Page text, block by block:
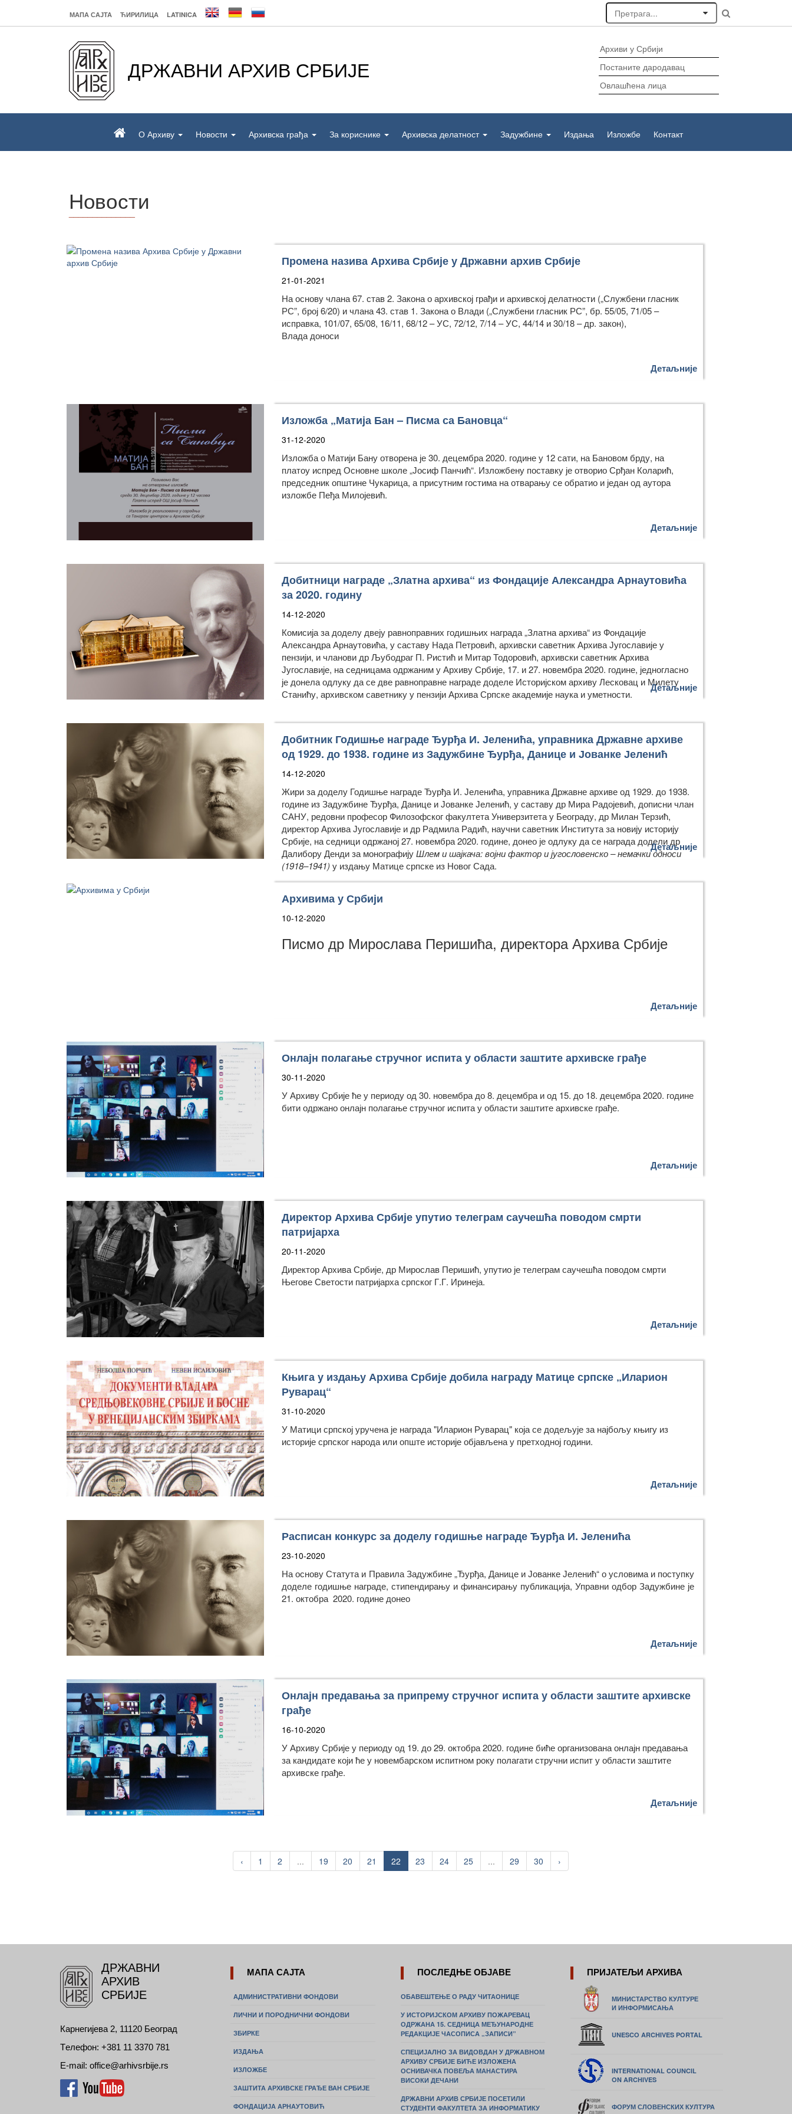
МАПА САЈТА ЋИРИЛИЦА LATINICA
ДРЖАВНИ АРХИВ СРБИЈЕ
Архиви у Србији
Постаните дародавац
Овлашћена лица
О Архиву Новости Архивска грађа За кориснике Архивска делатност Задужбине Издања Изложбе Контакт
Новости
______________
Промена назива Архива Србије у Државни архив Србије
21-01-2021
На основу члана 67. став 2. Закона о архивској грађи и архивској делатности („Службени гласник
РС”, број 6/20) и члана 43. став 1. Закона о Влади („Службени гласник РС”, бр. 55/05, 71/05 –
исправка, 101/07, 65/08, 16/11, 68/12 – УС, 72/12, 7/14 – УС, 44/14 и 30/18 – др. закон),
Влада доноси
Детаљније
Изложба „Матија Бан – Писма са Бановца“
31-12-2020
Изложба о Матији Бану отворена је 30. децембра 2020. године у 12 сати, на Бановом брду, на
платоу испред Основне школе „Јосиф Панчић“. Изложбену поставку је отворио Срђан Коларић,
председник општине Чукарица, а присутним гостима на отварању се обратио и један од аутора
изложбе Пеђа Милојевић.
Детаљније
Добитници награде „Златна архива“ из Фондације Александра Арнаутовића
за 2020. годину
14-12-2020
Комисија за доделу двеју равноправних годишњих награда „Златна архива“ из Фондације
Александра Арнаутовића, у саставу Нада Петровић, архивски саветник Архива Југославије у
пензији, и чланови др Љубодраг П. Ристић и Митар Тодоровић, архивски саветник Архива
Југославије, на седницама одржаним у Архиву Србије, 17. и 27. новембра 2020. године, једногласно
је донела одлуку да се две равноправне награде доделе Историјском архиву Лесковац и Милету
Станићу, архивском саветнику у пензији Архива Српске академије наука и уметности.
Детаљније
Добитник Годишње награде Ђурђа И. Јеленића, управника Државне архиве
од 1929. до 1938. године из Задужбине Ђурђа, Данице и Јованке Јеленић
14-12-2020
Жири за доделу Годишње награде Ђурђа И. Јеленића, управника Државне архиве од 1929. до 1938.
године из Задужбине Ђурђа, Данице и Јованке Јеленић, у саставу др Мира Радојевић, дописни члан
САНУ, редовни професор Филозофског факултета Универзитета у Београду, др Милан Терзић,
директор Архива Југославије и др Радмила Радић, научни саветник Института за новију историју
Србије, на седници одржаној 27. новембра 2020. године, донео је одлуку да се награда додели др
Далибору Денди за монографијуШлем и шајкача: војни фактор и југословенско – немачки односи
(1918–1941) у издању Матице српске из Новог Сада.
Детаљније
Архивима у Србији
10-12-2020
Писмо др Мирослава Перишића, директора Архива Србије
Детаљније
Онлајн полагање стручног испита у области заштите архивске грађе
30-11-2020
У Архиву Србије ће у периоду од 30. новембра до 8. децембра и од 15. до 18. децембра 2020. године
бити одржано онлајн полагање стручног испита у области заштите архивске грађе.
Детаљније
Директор Архива Србије упутио телеграм саучешћа поводом смрти
патријарха
20-11-2020
Директор Архива Србије, др Мирослав Перишић, упутио је телеграм саучешћа поводом смрти
Његове Светости патријарха српског Г.Г. Иринеја.
Детаљније
Књига у издању Архива Србије добила награду Матице српске „Иларион
Руварац“
31-10-2020
У Матици српској уручена је награда "Иларион Руварац" која се додељује за најбољу књигу из
историје српског народа или опште историје објављена у претходној години.
Детаљније
Расписан конкурс за доделу годишње награде Ђурђа И. Јеленића
23-10-2020
На основу Статута и Правила Задужбине „Ђурђа, Данице и Јованке Јеленић“ о условима и поступку
доделе годишње награде, стипендирању и финансирању публикација, Управни одбор Задужбине је
21. октобра 2020. године донео
Детаљније
Онлајн предавања за припрему стручног испита у области заштите архивске
грађе
16-10-2020
У Архиву Србије у периоду од 19. до 29. октобра 2020. године биће организована онлајн предавања
за кандидате који ће у новембарском испитном року полагати стручни испит у области заштите
архивске грађе.
Детаљније
‹ 1 2 ... 19 20 21 22 23 24 25 ... 29 30 ›
ДРЖАВНИ
АРХИВ
СРБИЈЕ
Карнегијева 2, 11120 Београд
Tелефон: +381 11 3370 781
E-mail: office@arhivsrbije.rs
МАПА САЈТА
АДМИНИСТРАТИВНИ ФОНДОВИ
ЛИЧНИ И ПОРОДНИЧНИ ФОНДОВИ
ЗБИРКЕ
ИЗДАЊА
ИЗЛОЖБЕ
ЗАШТИТА АРХИВСКЕ ГРАЂЕ ВАН СРБИЈЕ
ФОНДАЦИЈА АРНАУТОВИЋ
ПОСЛЕДЊЕ ОБЈАВЕ
ОБАВЕШТЕЊЕ О РАДУ ЧИТАОНИЦЕ
У ИСТОРИЈСКОМ АРХИВУ ПОЖАРЕВАЦ
ОДРЖАНА 15. СЕДНИЦА МЕЂУНАРОДНЕ
РЕДАКЦИЈЕ ЧАСОПИСА „ЗАПИСИ”
СПЕЦИЈАЛНО ЗА ВИДОВДАН У ДРЖАВНОМ
АРХИВУ СРБИЈЕ БИЋЕ ИЗЛОЖЕНА
ОСНИВАЧКА ПОВЕЉА МАНАСТИРА
ВИСОКИ ДЕЧАНИ
ДРЖАВНИ АРХИВ СРБИЈЕ ПОСЕТИЛИ
СТУДЕНТИ ФАКУЛТЕТА ЗА ИНФОРМАТИКУ
ПРИЈАТЕЉИ АРХИВА
МИНИСТАРСТВО КУЛТУРЕ
И ИНФОРМИСАЊА
UNESCO ARCHIVES PORTAL
INTERNATIONAL COUNCIL
ON ARCHIVES
ФОРУМ СЛОВЕНСКИХ КУЛТУРА